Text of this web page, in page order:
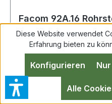
Facom 92A.16
gebogen 16 mm
Facom 92A.16
16 mm Rohrsteckschlüssel 90° gebogen
Sechskant-Profil SW 16 mm Produktstärken:
Diese Website verwendet
Erfahrung bieten zu
Konfigurieren
Alle